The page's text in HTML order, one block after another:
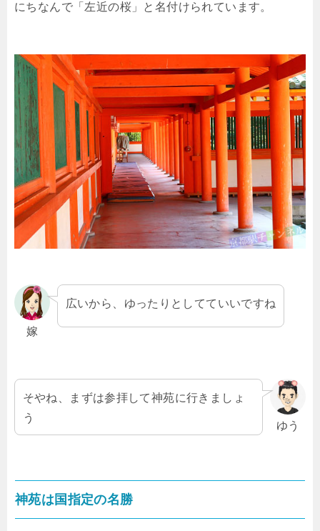
にちなんで「左近の桜」と名付けられています。
嫁
広いから、ゆったりとしてていいですね
ゆう
そやね、まずは参拝して神苑に行きましょ
う
神苑は国指定の名勝